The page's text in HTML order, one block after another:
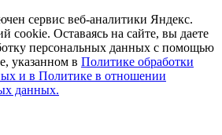
сервис веб-аналитики Яндекс.
cookie. Оставаясь на сайте, вы даете
персональных данных с помощью
указанном в Политике обработки
и в Политике в отношении
данных.